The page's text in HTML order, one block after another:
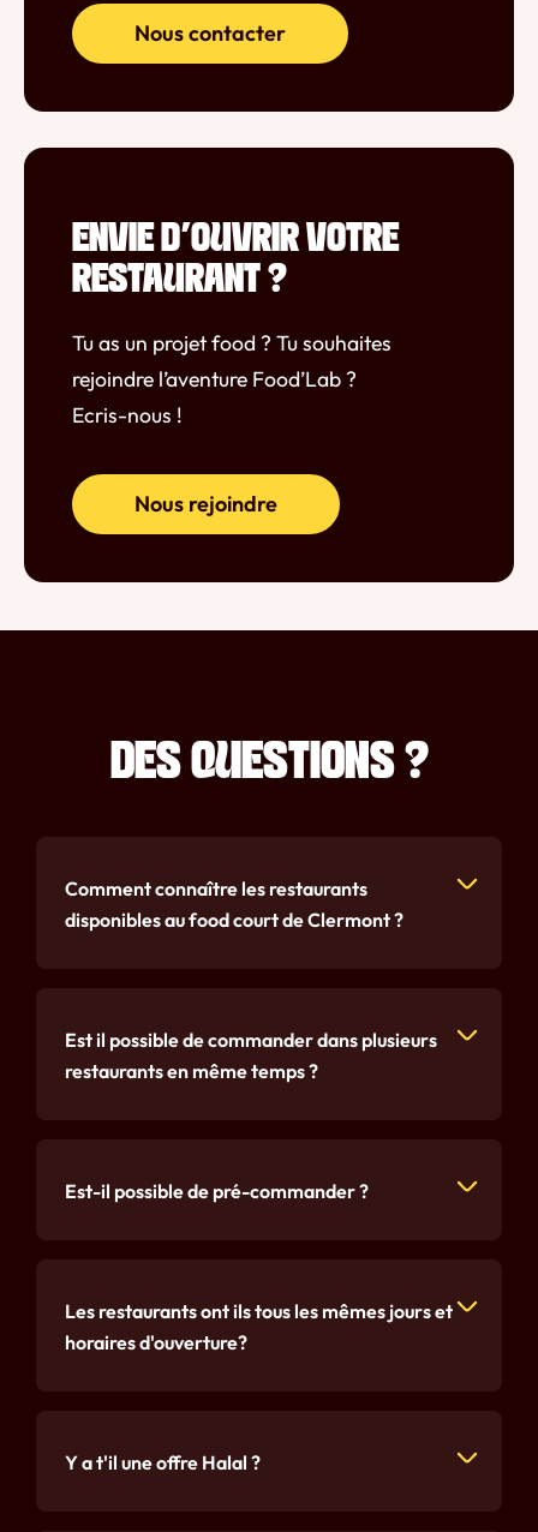
Nous contacter
ENVIE D'OUVRIR VOTRE
RESTAURANT ?
Tu as un projet food ? Tu souhaites
rejoindre l’aventure Food’Lab ?
Ecris-nous !
Nous rejoindre
DES QUESTIONS ?
Comment connaître les restaurants
disponibles au food court de Clermont ?
Est il possible de commander dans plusieurs
restaurants en même temps ?
Est-il possible de pré-commander ?
Les restaurants ont ils tous les mêmes jours et
horaires d'ouverture?
Y a t'il une offre Halal ?